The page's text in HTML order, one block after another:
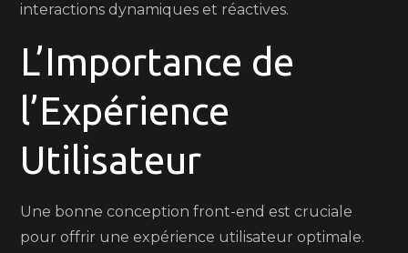
interactions dynamiques et réactives.
L’Importance de
l’Expérience
Utilisateur
Une bonne conception front-end est cruciale
pour offrir une expérience utilisateur optimale.